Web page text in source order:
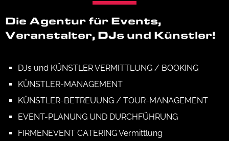
Die Agentur für Events,
Veranstalter, DJs und Künstler!
DJs und KÜNSTLER VERMITTLUNG / BOOKING
KÜNSTLER-MANAGEMENT
KÜNSTLER-BETREUUNG / TOUR-MANAGEMENT
EVENT-PLANUNG UND DURCHFÜHRUNG
FIRMENEVENT CATERING Vermittlung